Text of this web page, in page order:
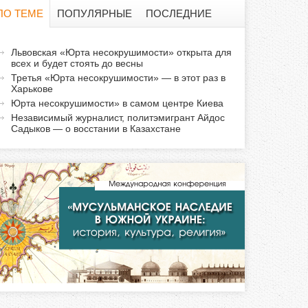
и
с
а
ТЕМЕ ПОПУЛЯРНЫЕ ПОСЛЕДНИЕ
Львовская «Юрта несокрушимости» открыта для
всех и будет стоять до весны
Третья «Юрта несокрушимости» — в этот раз в
Харькове
Юрта несокрушимости» в самом центре Киева
Независимый журналист, политэмигрант Айдос
Садыков — о восстании в Казахстане